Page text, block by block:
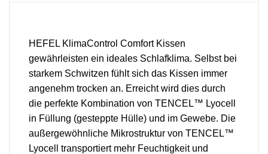
HEFEL KlimaControl Comfort Kissen
gewährleisten ein ideales Schlafklima. Selbst bei
starkem Schwitzen fühlt sich das Kissen immer
angenehm trocken an. Erreicht wird dies durch
die perfekte Kombination von TENCEL™ Lyocell
in Füllung (gesteppte Hülle) und im Gewebe. Die
außergewöhnliche Mikrostruktur von TENCEL™
Lyocell transportiert mehr Feuchtigkeit und